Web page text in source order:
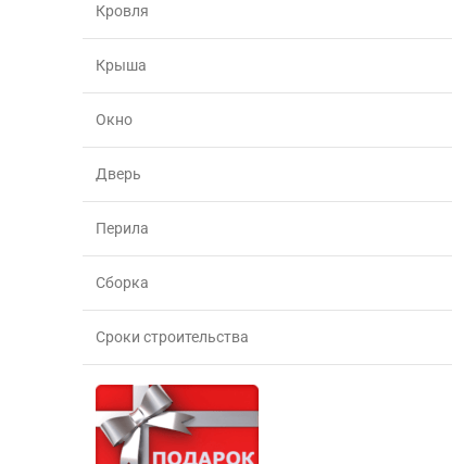
Кровля
Крыша
Окно
Дверь
Перила
Сборка
Сроки строительства